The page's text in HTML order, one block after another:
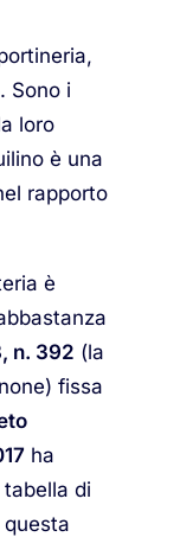
Sono i
loro
è una
rapporto
è
n. 392 (la
fissa
ha
di